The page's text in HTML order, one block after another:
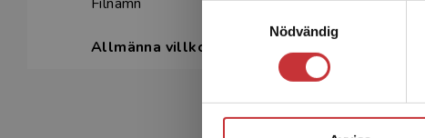
Nödvändig
Allmänna villkor